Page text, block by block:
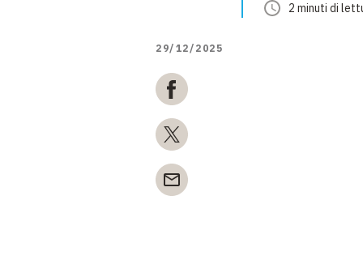
2 minuti di
29/12/2025